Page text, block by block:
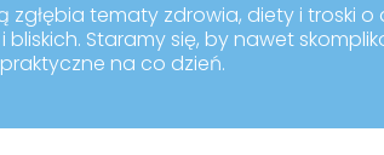
tematy zdrowia, diety i troski o
Staramy się, by nawet
praktyczne na co dzień.